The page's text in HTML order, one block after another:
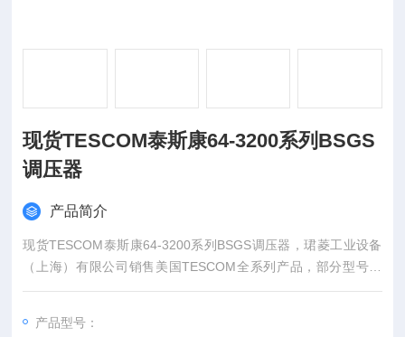
现货TESCOM泰斯康64-3200系列BSGS
调压器
产品简介
现货TESCOM泰斯康64-3200系列BSGS调压器，珺菱工业设备
（上海）有限公司销售美国TESCOM全系列产品，部分型号现
货，价格好，欢迎确认。
产品型号：